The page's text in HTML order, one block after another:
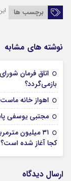
برچسب ها
نوشته های مشابه
اتاق فرمان
بازمی‌گردد؟
اهواز خانه
مجتبی یوسفی پاسخ دهد؛
کجا آغاز شده است؟
ارسال دیدگاه